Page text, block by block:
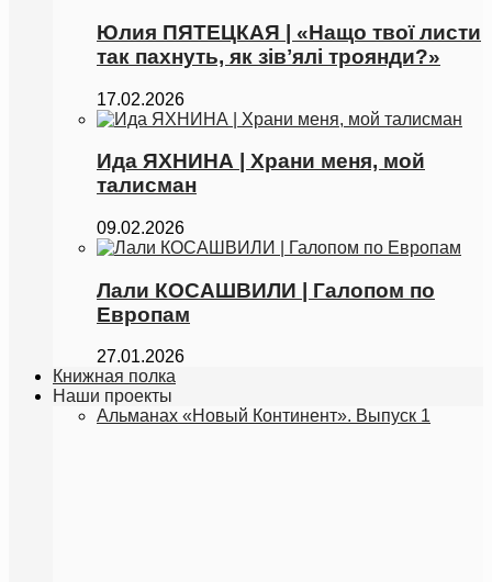
Юлия ПЯТЕЦКАЯ | «Нащо твої листи
так пахнуть, як зівʼялі троянди?»
17.02.2026
Ида ЯХНИНА | Храни меня, мой
талисман
09.02.2026
Лали КОСАШВИЛИ | Галопoм по
Европам
27.01.2026
Книжная полка
Наши проекты
Альманах «Новый Континент». Выпуск 1